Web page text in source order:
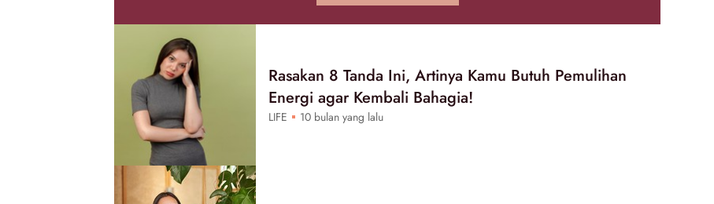
Rasakan 8 Tanda Ini, Artinya Kamu Butuh Pemulihan
Energi agar Kembali Bahagia!
LIFE 10 bulan yang lalu